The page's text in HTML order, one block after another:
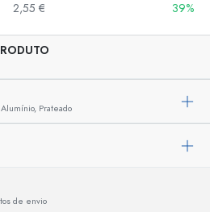
2,55 € 39%
Prateado
de envio